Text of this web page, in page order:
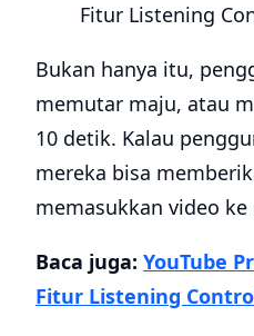
Fitur Listening
Bukan hanya itu,
memutar maju, atau
10 detik. Kalau
mereka bisa
memasukkan video
Baca juga: YouTube
Fitur Listening